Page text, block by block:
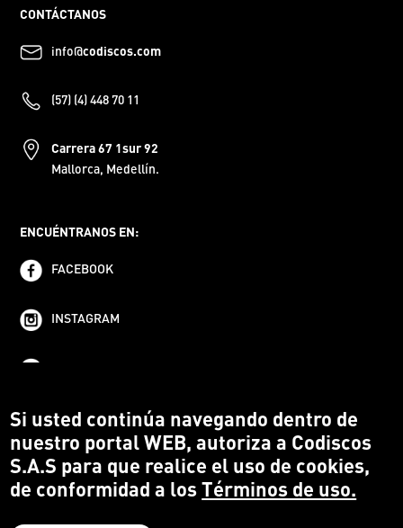
CONTÁCTANOS
info@codiscos.com
(57) (4) 448 70 11
Carrera 67 1sur 92
Mallorca, Medellín.
ENCUÉNTRANOS EN:
FACEBOOK
INSTAGRAM
Si usted continúa navegando dentro de
nuestro portal WEB, autoriza a Codiscos
S.A.S para que realice el uso de cookies,
de conformidad a losTérminos de uso.